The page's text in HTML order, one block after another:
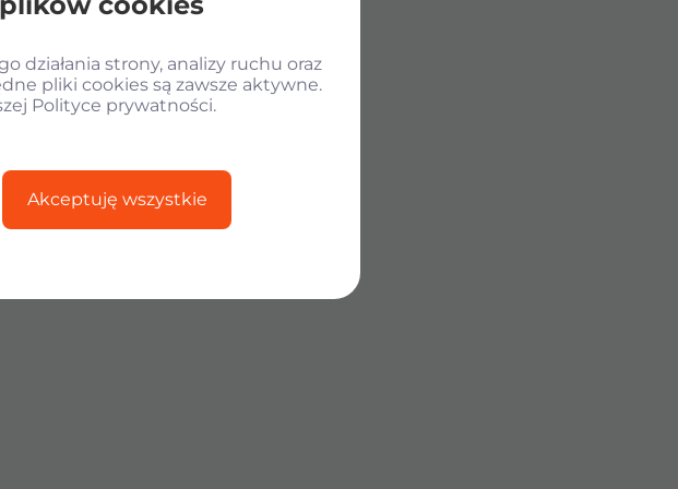
działania strony, analizy ruchu oraz
pliki cookies są zawsze aktywne.
Polityce prywatności.
Akceptuję wszystkie